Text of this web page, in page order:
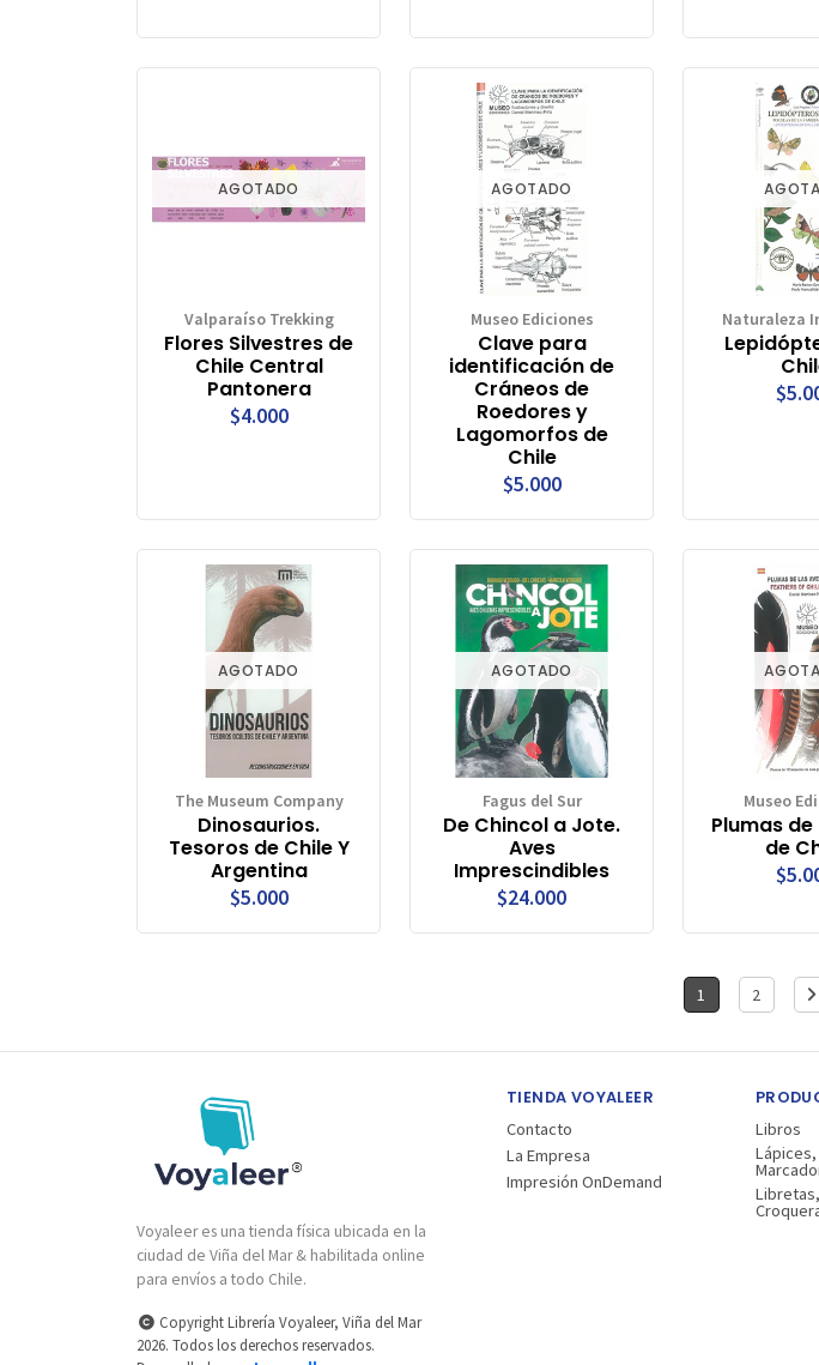
AGOTADO
Valparaíso Trekking
Flores Silvestres de
Chile Central
Pantonera
$4.000
AGOTADO
Museo Ediciones
Clave para
identificación de
Cráneos de
Roedores y
Lagomorfos de
Chile
$5.000
Naturaleza
AGOTADO
The Museum Company
Dinosaurios.
Tesoros de Chile Y
Argentina
$5.000
AGOTADO
Fagus del Sur
De Chincol a Jote.
Aves
Imprescindibles
$24.000
Museo
Plumas de
de
1 2
Voyaleer es una tienda física ubicada en la
ciudad de Viña del Mar & habilitada online
para envíos a todo Chile.
Copyright Librería Voyaleer, Viña del Mar
2026. Todos los derechos reservados.
TIENDA VOYALEER
Contacto
La Empresa
Impresión OnDemand
Libros